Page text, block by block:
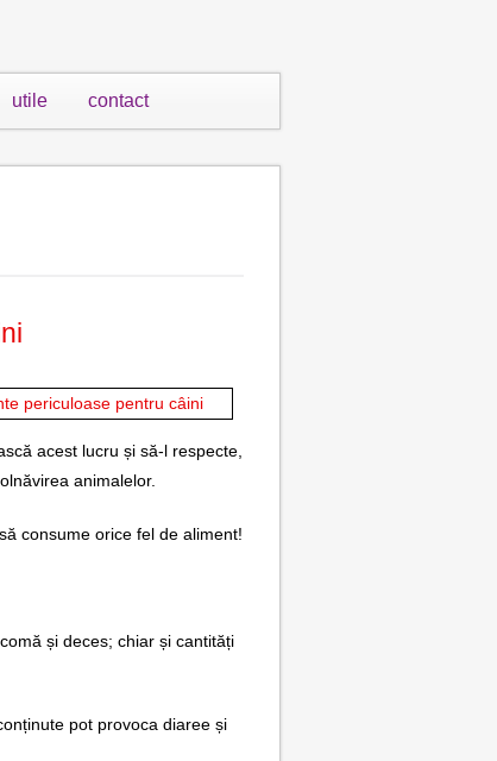
utile contact
acest lucru și să-l respecte,
animalelor.
consume orice fel de aliment!
și deces; chiar și cantități
pot provoca diaree și